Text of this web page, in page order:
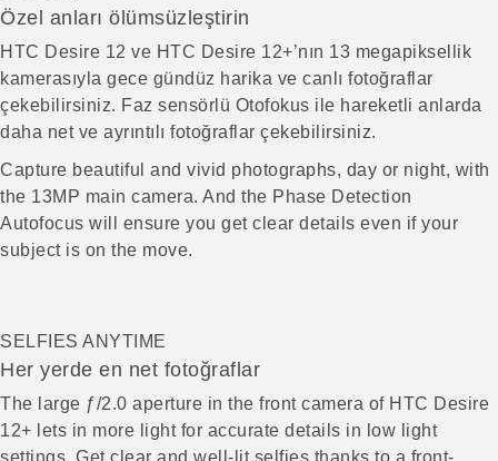
Özel anları ölümsüzleştirin
HTC Desire 12 ve HTC Desire 12+’nın 13 megapiksellik
kamerasıyla gece gündüz harika ve canlı fotoğraflar
çekebilirsiniz. Faz sensörlü Otofokus ile hareketli anlarda
daha net ve ayrıntılı fotoğraflar çekebilirsiniz.
Capture beautiful and vivid photographs, day or night, with
the 13MP main camera. And the Phase Detection
Autofocus will ensure you get clear details even if your
subject is on the move.
SELFIES ANYTIME
Her yerde en net fotoğraflar
The large ƒ/2.0 aperture in the front camera of HTC Desire
12+ lets in more light for accurate details in low light
settings. Get clear and well-lit selfies thanks to a front-